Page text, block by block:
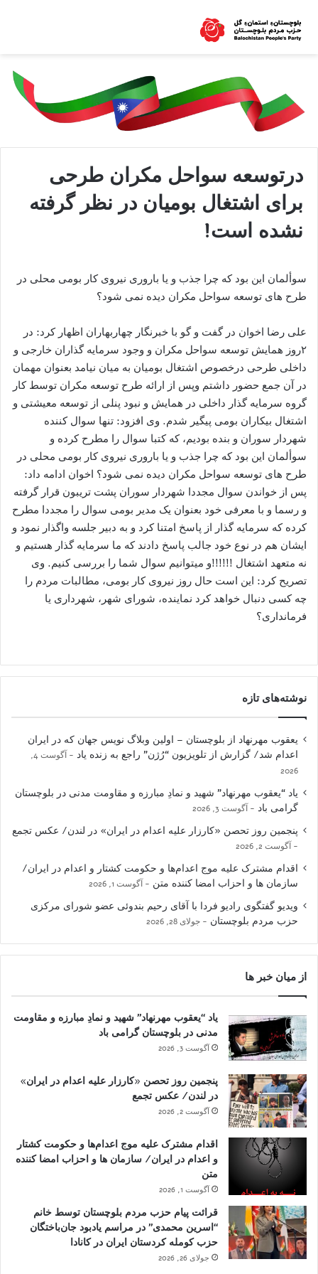
درتوسعه سواحل مکران طرحی
برای اشتغال بومیان در نظر گرفته
نشده است!
سوألمان این بود که چرا جذب و یا باروری نیروی کار بومی محلی در
طرح های توسعه سواحل مکران دیده نمی شود؟
علی رضا اخوان در گفت و گو با خبرنگار چهاربهاران اظهار کرد: در
۲روز همایش توسعه سواحل مکران و وجود سرمایه گذاران خارجی و
داخلی طرحی درخصوص اشتغال بومیان به میان نیامد بعنوان مهمان
در آن جمع حضور داشتم وپس از ارائه طرح توسعه مکران توسط کار
گروه سرمایه گذار داخلی در همایش و نبود پنلی از توسعه معیشتی و
اشتغال بیکاران بومی پیگیر شدم. وی افزود: تنها سوال کننده
شهردار سوران و بنده بودیم، که کتبا سوال را مطرح کرده و
سوألمان این بود که چرا جذب و یا باروری نیروی کار بومی محلی در
طرح های توسعه سواحل مکران دیده نمی شود؟ اخوان ادامه داد:
پس از خواندن سوال مجددا شهردار سوران پشت تریبون قرار گرفته
و رسما و با معرفی خود بعنوان یک مدیر بومی سوال را مجددا مطرح
کرده که سرمایه گذار از پاسخ امتنا کرد و به دبیر جلسه واگذار نمود و
ایشان هم در نوع خود جالب پاسخ دادند که ما سرمایه گذار هستیم و
نه متعهد اشتغال !!!!!!و میتوانیم سوال شما را بررسی کنیم. وی
تصریح کرد: این است حال روز نیروی کار بومی، مطالبات مردم را
چه کسی دنبال خواهد کرد نماینده، شورای شهر، شهرداری یا
فرمانداری؟
نوشته‌های تازه
یعقوب مهرنهاد از بلوچستان – اولین وبلاگ نویس جهان که در ایران
اعدام شد/ گزارش از تلویزیون “رُژن” راجع به زنده یاد
آگوست 4,
2026
یاد “یعقوب مهرنهاد” شهید و نمادِ مبارزه و مقاومت مدنی در بلوچستان
گرامی باد
آگوست 3, 2026
پنجمین روز تحصن «کارزار علیه اعدام در ایران» در لندن/ عکس تجمع
آگوست 2, 2026
اقدام مشترک علیه موج اعدام‌ها و حکومت کشتار و اعدام در ایران/
سازمان ها و احزاب امضا کننده متن
آگوست 1, 2026
ویدیو گفتگوی رادیو فردا با آقای رحیم بندوئی عضو شورای مرکزی
حزب مردم بلوچستان
جولای 28, 2026
از میان خبر ها
یاد “یعقوب مهرنهاد” شهید و نمادِ مبارزه و مقاومت
مدنی در بلوچستان گرامی باد
آگوست 3, 2026
پنجمین روز تحصن «کارزار علیه اعدام در ایران»
در لندن/ عکس تجمع
آگوست 2, 2026
اقدام مشترک علیه موج اعدام‌ها و حکومت کشتار
و اعدام در ایران/ سازمان ها و احزاب امضا کننده
متن
آگوست 1, 2026
قرائت پیام حزب مردم بلوچستان توسط خانم
“اسرین محمدی” در مراسم یادبود جان‌باختگان
حزب کومله کردستان ایران در کانادا
جولای 26, 2026